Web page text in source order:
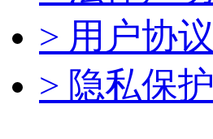
> 用户协议
> 隐私保护